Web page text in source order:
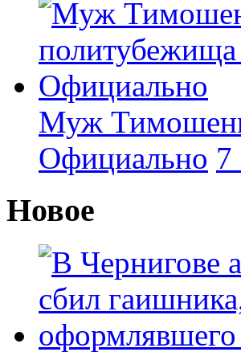
Муж
Официально 7
Новое